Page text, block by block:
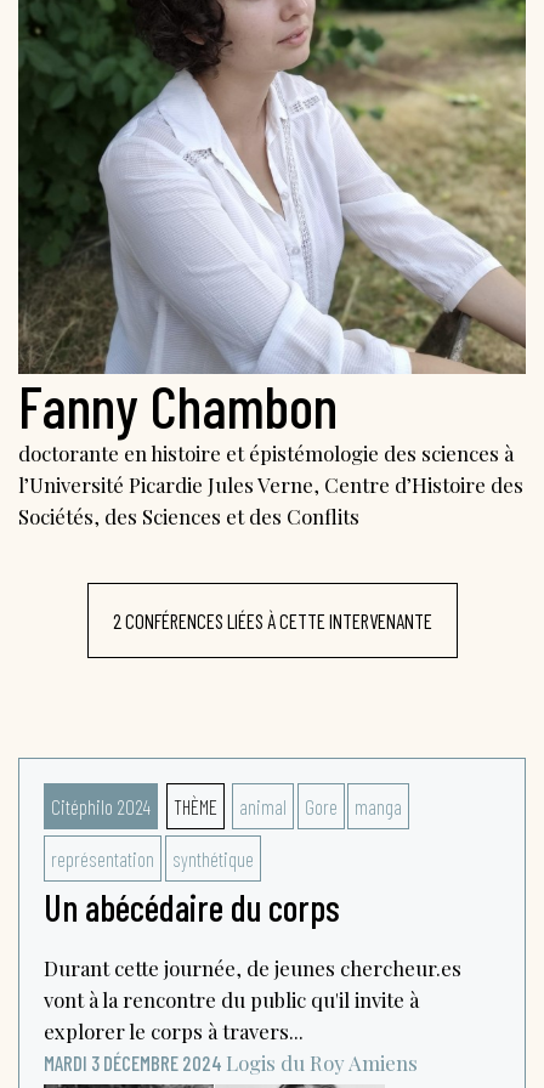
Fanny Chambon
doctorante en histoire et épistémologie des sciences à
l’Université Picardie Jules Verne, Centre d’Histoire des
Sociétés, des Sciences et des Conflits
2 CONFÉRENCES LIÉES À CETTE INTERVENANTE
Citéphilo 2024 THÈME animal Gore manga
représentation synthétique
Un abécédaire du corps
Durant cette journée, de jeunes chercheur.es
vont à la rencontre du public qu'il invite à
explorer le corps à travers...
MARDI 3 DÉCEMBRE 2024 Logis du RoyAmiens